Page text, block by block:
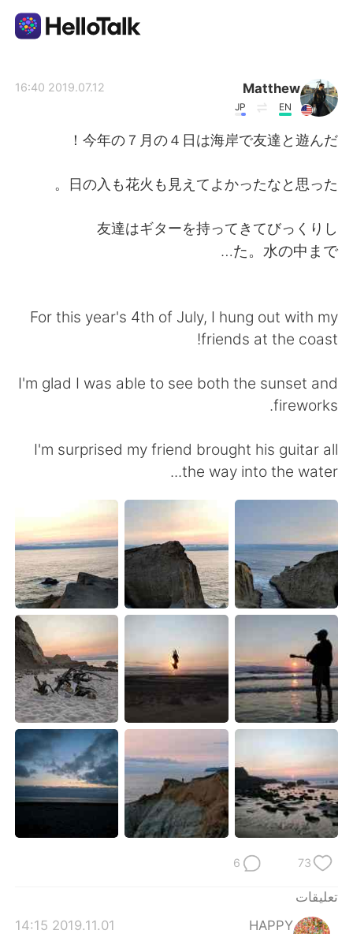
简体中文
Français Deutsch
Tiếng Việt
Português
Matthew
EN
JP
2019.07.12 16:40
今年の７月の４日は海岸で友達と遊んだ！
日の入も花火も見えてよかったなと思った。
友達はギターを持ってきてびっくりし
た。水の中まで…
For this year's 4th of July, I hung out with my
friends at the coast!
I'm glad I was able to see both the sunset and
fireworks.
I'm surprised my friend brought his guitar all
the way into the water...
73
6
تعليقات
HAPPY
2019.11.01 14:15